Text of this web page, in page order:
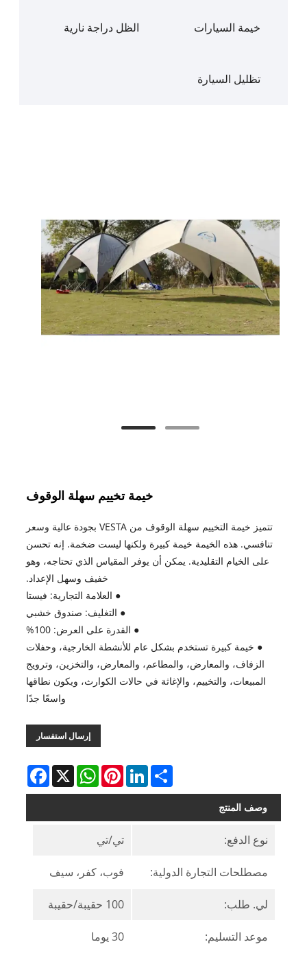
خيمة السيارات الظل دراجة نارية
تظليل السيارة
خيمة تخييم سهلة الوقوف
تتميز خيمة التخييم سهلة الوقوف من VESTA بجودة عالية وسعر
تنافسي. هذه الخيمة خيمة كبيرة ولكنها ليست ضخمة. إنه تحسن
على الخيام التقليدية. يمكن أن يوفر المقياس الذي تحتاجه، وهو
خفيف وسهل الإعداد.
● العلامة التجارية: فيستا
● التغليف: صندوق خشبي
● القدرة على العرض: 100%
● خيمة كبيرة تستخدم بشكل عام للأنشطة الخارجية، وحفلات
الزفاف، والمعارض، والمطاعم، والمعارض، والتخزين، وترويج
المبيعات، والتخييم، والإغاثة في حالات الكوارث، ويكون نطاقها
واسعًا جدًا
إرسال استفسار
Facebook X
WhatsAppPinterestLinkedInShare
وصف المنتج
نوع الدفع: تي/تي
مصطلحات التجارة الدولية: فوب، كفر، سيف
لي. طلب: 100 حقيبة/حقيبة
موعد التسليم: 30 يوما